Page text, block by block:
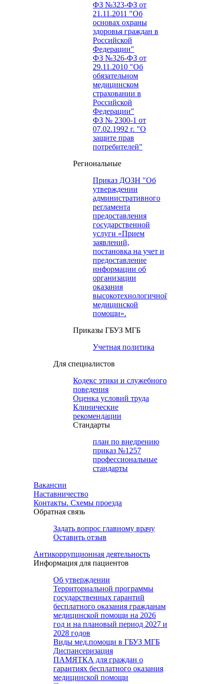
ФЗ №323-ФЗ от
21.11.2011 "Об
основах охраны
здоровья граждан в
Российской
Федерации"
ФЗ №326-ФЗ от
29.11.2010 "Об
обязательном
медицинском
страховании в
Российской
Федерации"
ФЗ № 2300-1 от
07.02.1992 г. "О
защите прав
потребителей"
Региональные
Приказ ДОЗН "Об
утверждении
административного
регламента
предоставления
государственной
услуги «Прием
заявлений,
постановка на учет и
предоставление
информации об
организации
оказания
высокотехнологичной
медицинской
помощи».
Приказы ГБУЗ МГБ
Учетная политика
Для специалистов
Кодекс этики и служебного
поведения
Оценка условий труда
Клинические
рекомендации
Cтандарты
план по внедрению
приказ №1257
профессиональные
стандарты
Вакансии
Наставничество
Контакты. Схемы проезда
Обратная связь
Задать вопрос главному врачу
Оставить отзыв
Антикоррупционная деятельность
Информация для пациентов
Об утверждении
Территориальной программы
государственных гарантий
бесплатного оказания гражданам
медицинской помощи на 2026
год и на плановый период 2027 и
2028 годов
Виды мед.помощи в ГБУЗ МГБ
Диспансеризация
ПАМЯТКА для граждан о
гарантиях бесплатного оказания
медицинской помощи